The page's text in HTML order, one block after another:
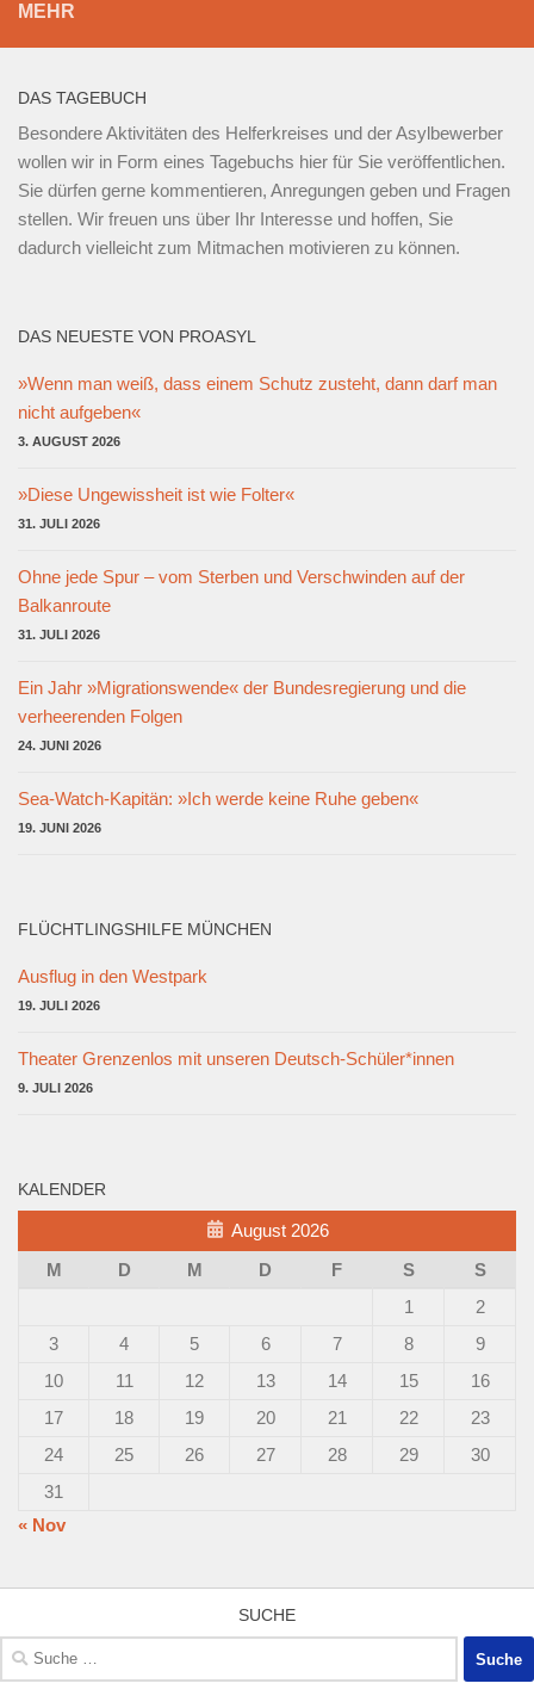
MEHR
DAS TAGEBUCH
Besondere Aktivitäten des Helferkreises und der Asylbewerber
wollen wir in Form eines Tagebuchs hier für Sie veröffentlichen.
Sie dürfen gerne kommentieren, Anregungen geben und Fragen
stellen. Wir freuen uns über Ihr Interesse und hoffen, Sie
dadurch vielleicht zum Mitmachen motivieren zu können.
DAS NEUESTE VON PROASYL
»Wenn man weiß, dass einem Schutz zusteht, dann darf man
nicht aufgeben«
3. AUGUST 2026
»Diese Ungewissheit ist wie Folter«
31. JULI 2026
Ohne jede Spur – vom Sterben und Verschwinden auf der
Balkanroute
31. JULI 2026
Ein Jahr »Migrationswende« der Bundesregierung und die
verheerenden Folgen
24. JUNI 2026
Sea-Watch-Kapitän: »Ich werde keine Ruhe geben«
19. JUNI 2026
FLÜCHTLINGSHILFE MÜNCHEN
Ausflug in den Westpark
19. JULI 2026
Theater Grenzenlos mit unseren Deutsch-Schüler*innen
9. JULI 2026
KALENDER
August 2026
M
D M D F S
S
1
2
3
4 5 6 7 8
9
10
11 12 13 14 15
16
17
18 19 20 21 22
23
24
25 26 27 28 29
30
31
« Nov
SUCHE
nach: